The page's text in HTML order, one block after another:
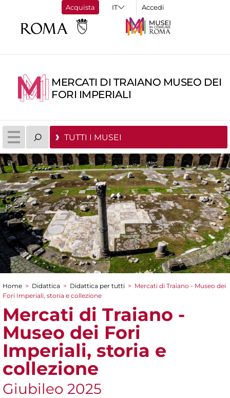
Acquista Accedi
MERCATI DI TRAIANO MUSEO DEI
FORI IMPERIALI
TUTTI I MUSEI
Tu sei qui
Home > Didattica > Didattica per tutti > Mercati di Traiano - Museo dei
Fori Imperiali, storia e collezione
Mercati di Traiano -
Museo dei Fori
Imperiali, storia e
collezione
Giubileo 2025